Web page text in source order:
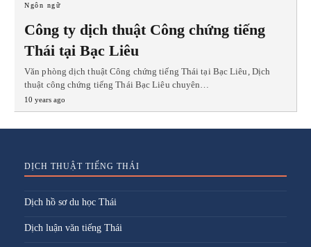
Ngôn ngữ
Công ty dịch thuật Công chứng tiếng
Thái tại Bạc Liêu
Văn phòng dịch thuật Công chứng tiếng Thái tại Bạc Liêu, Dịch
thuật công chứng tiếng Thái Bạc Liêu chuyên…
10 years ago
DỊCH THUẬT TIẾNG THÁI
Dịch hồ sơ du học Thái
Dịch luận văn tiếng Thái